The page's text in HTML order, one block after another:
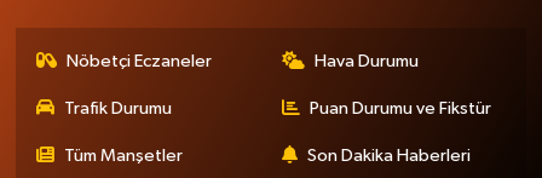
Nöbetçi Eczaneler Hava Durumu
Trafik Durumu Puan Durumu ve Fikstür
Tüm Manşetler Son Dakika Haberleri